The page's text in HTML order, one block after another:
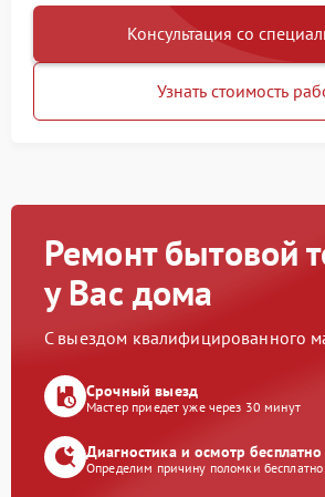
Консультация со
Узнать стоимость
Ремонт бытовой
у Вас дома
С выездом квалифицированного
Срочный выезд
Мастер приедет уже через 30 минут
Диагностика и осмотр бесплатно
Определим причину поломки бесплатно